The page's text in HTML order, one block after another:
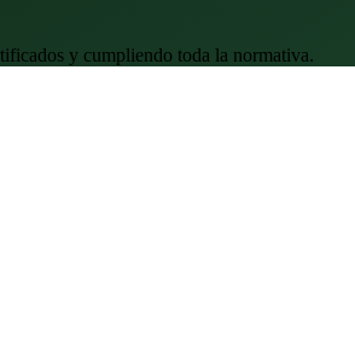
y cumpliendo toda la normativa.